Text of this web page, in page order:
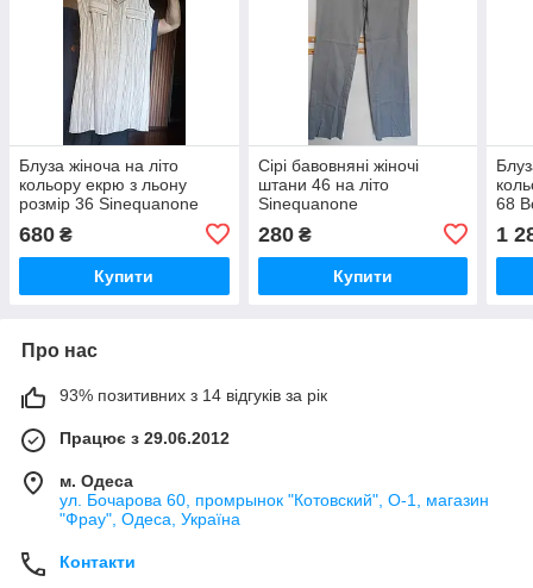
Блуза жіноча на літо
кольору екрю з льону
розмір 36 Sinequanone
680 ₴
Купити
Сірі бавовняні жіночі
штани 46 на літо
Sinequanone
280₴
Купити
68
1
Про нас
93% позитивних з 14 відгуків за рік
Працює з 29.06.2012
м. Одеса
ул. Бочарова 60, промрынок "Котовский", О-1, магазин
"Фрау", Одеса, Україна
Контакти